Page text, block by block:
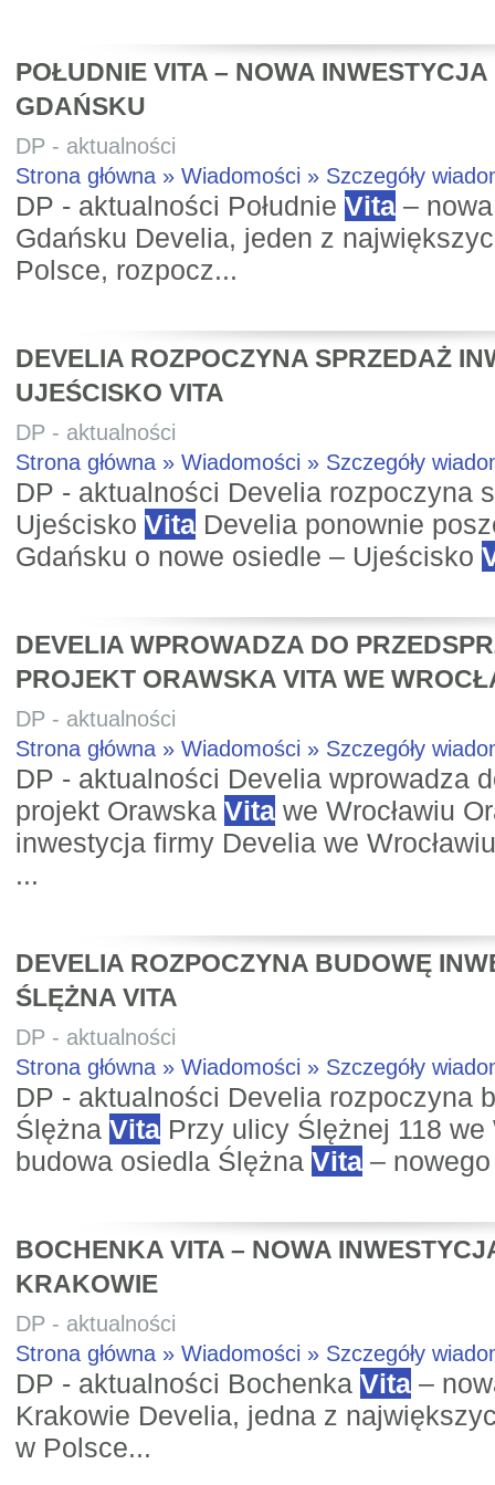
POŁUDNIE VITA – NOWA INWESTYCJA
GDAŃSKU
DP - aktualności
Strona główna » Wiadomości » Szczegóły
DP - aktualności Południe Vita –
Gdańsku Develia, jeden z
Polsce, rozpocz...
DEVELIA ROZPOCZYNA SPRZEDAŻ
UJEŚCISKO VITA
DP - aktualności
Strona główna » Wiadomości » Szczegóły
DP - aktualności Develia rozpoczyna
Ujeścisko Vita Develia ponownie
Gdańsku o nowe osiedle – Ujeścisko
DEVELIA WPROWADZA DO
PROJEKT ORAWSKA VITA WE
DP - aktualności
Strona główna » Wiadomości » Szczegóły
DP - aktualności Develia wprowadza
projekt Orawska Vita we Wrocławiu
inwestycja firmy Develia we
...
DEVELIA ROZPOCZYNA BUDOWĘ
ŚLĘŻNA VITA
DP - aktualności
Strona główna » Wiadomości » Szczegóły
DP - aktualności Develia rozpoczyna
Ślężna Vita Przy ulicy Ślężnej 118 we
budowa osiedla Ślężna Vita –
BOCHENKA VITA – NOWA
KRAKOWIE
DP - aktualności
Strona główna » Wiadomości » Szczegóły
DP - aktualności Bochenka Vita –
Krakowie Develia, jedna z
w Polsce...